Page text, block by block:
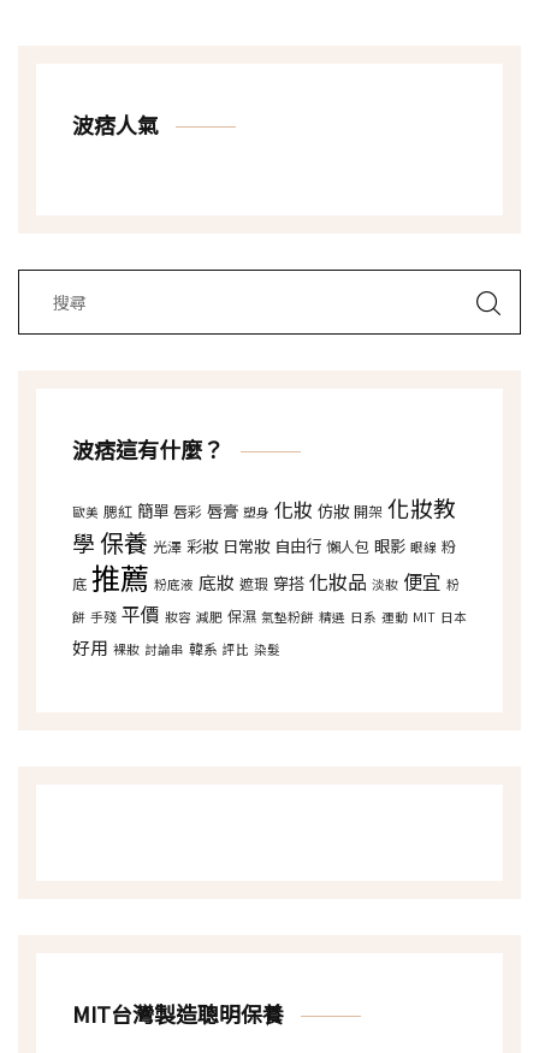
波痞人氣
波痞這有什麼？
歐美 腮紅 簡單 唇彩 唇膏 塑身 化妝 仿妝 開架 化妝教
學保養 光澤 彩妝 日常妝 自由行 懶人包 眼影 眼線 粉
底 推薦 粉底液 底妝 遮瑕 穿搭 化妝品 淡妝 便宜 粉
餅 手殘 平價 妝容 減肥 保濕 氣墊粉餅 精選 日系 運動 MIT 日本
好用 裸妝 討論串 韓系 評比 染髮
MIT台灣製造聰明保養